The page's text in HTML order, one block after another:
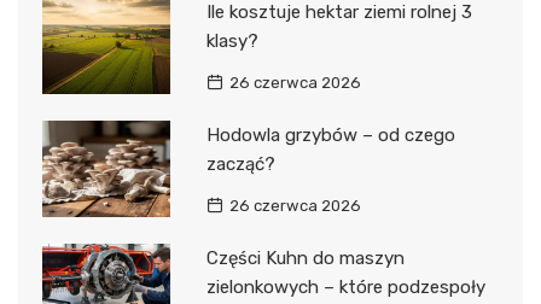
Ile kosztuje hektar ziemi rolnej 3
klasy?
26 czerwca 2026
Hodowla grzybów – od czego
zacząć?
26 czerwca 2026
Części Kuhn do maszyn
zielonkowych – które podzespoły